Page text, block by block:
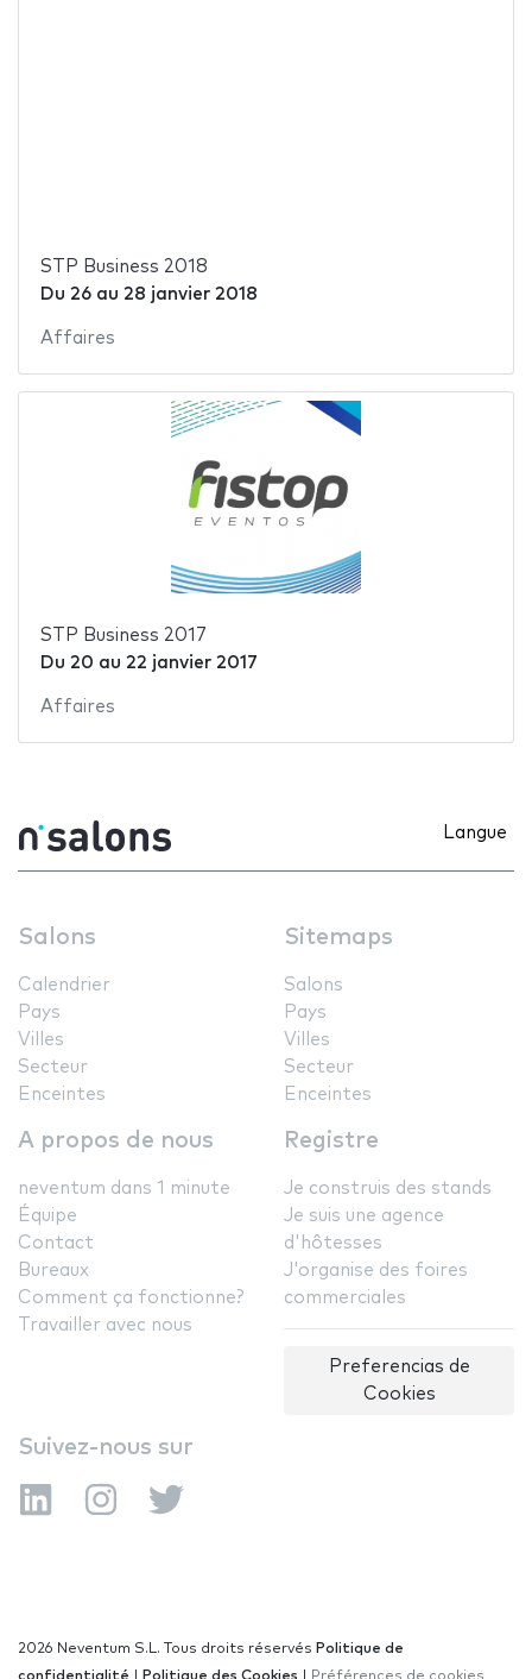
STP Business 2018
Du 26au 28 janvier 2018
Affaires
STP Business 2017
Du 20 au 22 janvier 2017
Affaires
Langue
Salons
Calendrier
Pays
Villes
Secteur
Enceintes
Sitemaps
Salons
Pays
Villes
Secteur
Enceintes
A propos de nous
neventum dans 1 minute
Équipe
Contact
Bureaux
Comment ça fonctionne?
Travailler avec nous
Registre
Je construis des stands
Je suis une agence
d'hôtesses
J'organise des foires
commerciales
Preferencias de
Cookies
Suivez-nous sur
2026 Neventum S.L. Tous droits réservés Politique de